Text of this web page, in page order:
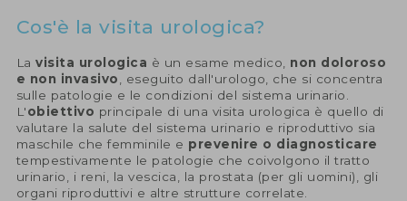
Cos'è la visita urologica?
La visita urologica è un esame medico, non doloroso
e non invasivo
, eseguito dall'urologo, che si concentra
sulle patologie e le condizioni del sistema urinario.
L'obiettivo principale di una visita urologica è quello di
valutare la salute del sistema urinario e riproduttivo sia
maschile che femminile e prevenire o diagnosticare
tempestivamente le patologie che coivolgono il tratto
urinario, i reni, la vescica, la prostata (per gli uomini), gli
organi riproduttivi e altre strutture correlate.